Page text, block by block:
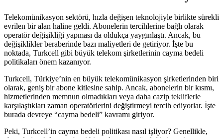
Telekomünikasyon sektörü, hızla değişen teknolojiyle birlikte sürekli
evrilen bir alan haline geldi. Abonelerin tercihlerine bağlı olarak
operatör değişikliği yapması da oldukça yaygınlaştı. Ancak, bu
değişiklikler beraberinde bazı maliyetleri de getiriyor. İşte bu
noktada, Turkcell gibi büyük telekom şirketlerinin cayma bedeli
politikaları önem kazanıyor.
Turkcell, Türkiye’nin en büyük telekomünikasyon şirketlerinden biri
olarak, geniş bir abone kitlesine sahip. Ancak, abonelerin bir kısmı,
hizmetlerinden memnun olmadıkları veya daha cazip tekliflerle
karşılaştıkları zaman operatörlerini değiştirmeyi tercih ediyorlar. İşte
burada devreye “cayma bedeli” kavramı giriyor.
Peki, Turkcell’in cayma bedeli politikası nasıl işliyor? Genellikle,